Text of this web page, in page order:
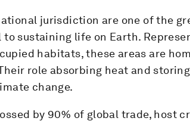
jurisdiction are one of the
sustaining life on Earth.
habitats, these areas are
role absorbing heat and
change.
by 90% of global trade, host